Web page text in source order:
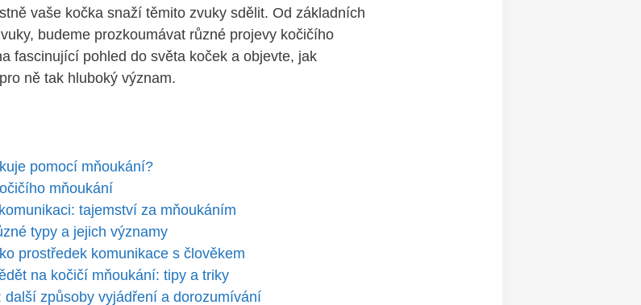
vaše kočka snaží těmito zvuky sdělit. Od základních
budeme prozkoumávat různé projevy kočičího
fascinující pohled do světa koček a objevte, jak
ně tak hluboký význam.
pomocí mňoukání?
mňoukání
tajemství za mňoukáním
typy a jejich významy
prostředek komunikace s člověkem
na kočičí mňoukání: tipy a triky
další způsoby vyjádření a dorozumívání